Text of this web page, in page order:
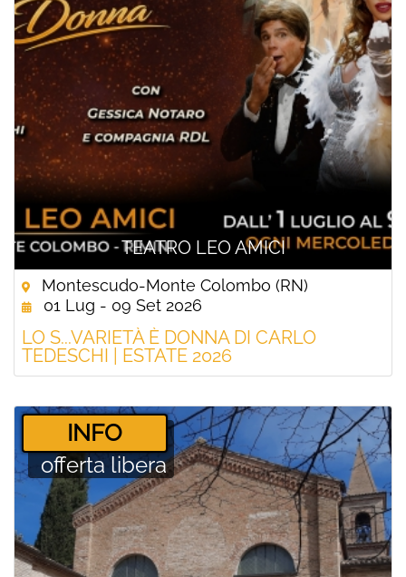
TEATRO LEO AMICI
Montescudo-Monte Colombo (RN)
01 Lug - 09 Set 2026
LO S...VARIETÀ È DONNA DI CARLO
TEDESCHI | ESTATE 2026
­INFO
offerta libera